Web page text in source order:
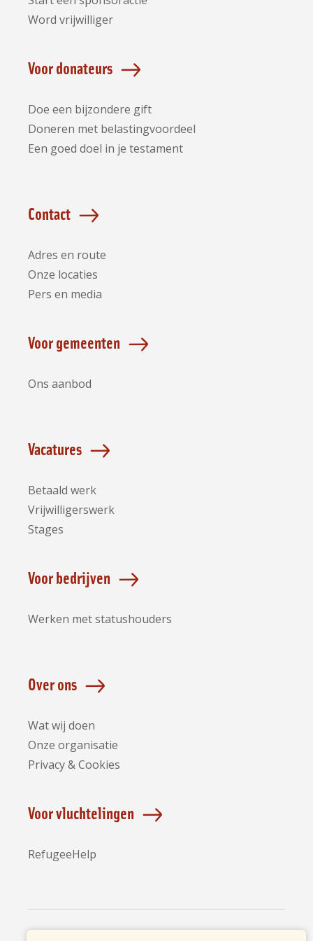
Word vrijwilliger
Voor donateurs
Doe een bijzondere gift
Doneren met belastingvoordeel
Een goed doel in je testament
Contact
Adres en route
Onze locaties
Pers en media
Voor gemeenten
Ons aanbod
Vacatures
Betaald werk
Vrijwilligerswerk
Stages
Voor bedrijven
Werken met statushouders
Over ons
Wat wij doen
Onze organisatie
Privacy & Cookies
Voor vluchtelingen
RefugeeHelp